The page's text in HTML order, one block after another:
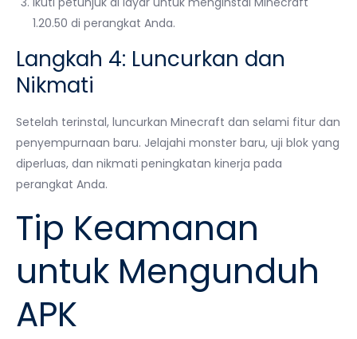
1.20.50 di perangkat Anda.
Langkah 4: Luncurkan dan
Nikmati
Setelah terinstal, luncurkan Minecraft dan selami fitur dan
penyempurnaan baru. Jelajahi monster baru, uji blok yang
diperluas, dan nikmati peningkatan kinerja pada
perangkat Anda.
Tip Keamanan
untuk Mengunduh
APK